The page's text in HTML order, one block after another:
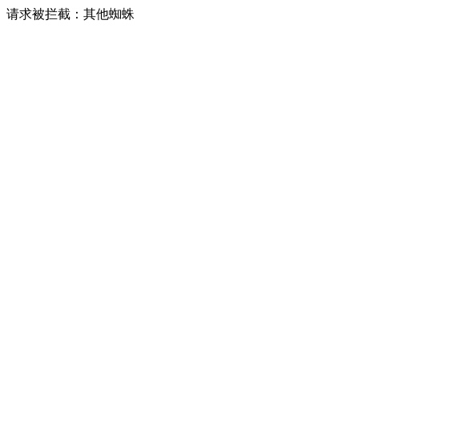
请求被拦截：其他蜘蛛